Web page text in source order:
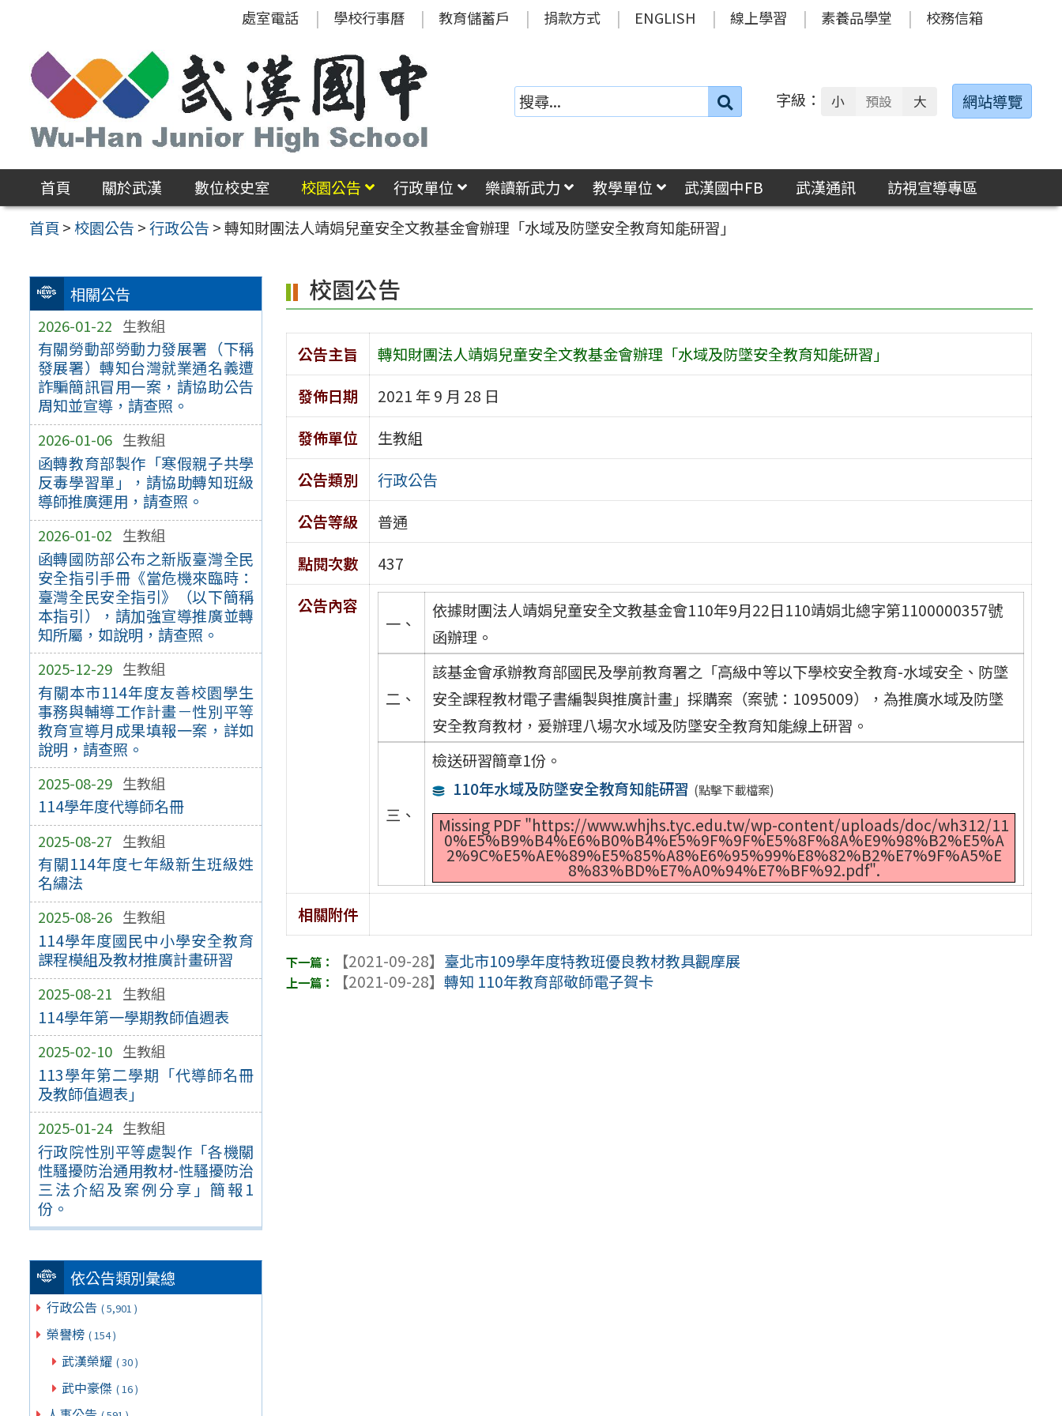
區
處室電話 學校行事曆 教育儲蓄戶 捐款方式 ENGLISH 線上學習 素養品學堂 校務信箱
搜
字級： 小 預設 大 網站導覽
首頁 關於武漢 數位校史室 校園公告 行政單位 樂讀新武力 教學單位 武漢國中FB 武漢通訊
訪視宣導專區
首頁 >校園公告 >行政公告 >轉知財團法人靖娟兒童安全文教基金會辦理「水域及防墜安全教育知能研習」
相關公告
2026-01-22 生教組
有關勞動部勞動力發展署（下稱
發展署）轉知台灣就業通名義遭
詐騙簡訊冒用一案，請協助公告
周知並宣導，請查照。
2026-01-06 生教組
函轉教育部製作「寒假親子共學
反毒學習單」，請協助轉知班級
導師推廣運用，請查照。
2026-01-02 生教組
函轉國防部公布之新版臺灣全民
安全指引手冊《當危機來臨時：
臺灣全民安全指引》（以下簡稱
本指引），請加強宣導推廣並轉
知所屬，如說明，請查照。
2025-12-29 生教組
有關本市114年度友善校園學生
事務與輔導工作計畫－性別平等
教育宣導月成果填報一案，詳如
說明，請查照。
2025-08-29 生教組
114學年度代導師名冊
2025-08-27 生教組
有關114年度七年級新生班級姓
名繡法
2025-08-26 生教組
114學年度國民中小學安全教育
課程模組及教材推廣計畫研習
2025-08-21 生教組
114學年第一學期教師值週表
2025-02-10 生教組
113學年第二學期「代導師名冊
及教師值週表」
2025-01-24 生教組
行政院性別平等處製作「各機關
性騷擾防治通用教材-性騷擾防治
三法介紹及案例分享」簡報1
份。
依公告類別彙總
行政公告 ( 5,901 )
榮譽榜 ( 154 )
武漢榮耀 ( 30 )
武中豪傑 ( 16 )
校園公告
公告主旨
轉知財團法人靖娟兒童安全文教基金會辦理「水域及防墜安全教育知能研習」
發佈日期
2021 年 9 月 28 日
發佈單位
生教組
公告類別
行政公告
公告等級
普通
點閱次數
437
公告內容
一、
依據財團法人靖娟兒童安全文教基金會110年9月22日110靖娟北總字第1100000357號
函辦理。
二、
該基金會承辦教育部國民及學前教育署之「高級中等以下學校安全教育-水域安全、防墜
安全課程教材電子書編製與推廣計畫」採購案（案號：1095009），為推廣水域及防墜
安全教育教材，爰辦理八場次水域及防墜安全教育知能線上研習。
三、
檢送研習簡章1份。
110年水域及防墜安全教育知能研習 (點擊下載檔案)
Missing PDF "https://www.whjhs.tyc.edu.tw/wp-content/uploads/doc/wh312/11
0%E5%B9%B4%E6%B0%B4%E5%9F%9F%E5%8F%8A%E9%98%B2%E5%A
2%9C%E5%AE%89%E5%85%A8%E6%95%99%E8%82%B2%E7%9F%A5%E
8%83%BD%E7%A0%94%E7%BF%92.pdf".
相關附件
【2021-09-28】 臺北市109學年度特教班優良教材教具觀摩展
【2021-09-28】轉知 110年教育部敬師電子賀卡